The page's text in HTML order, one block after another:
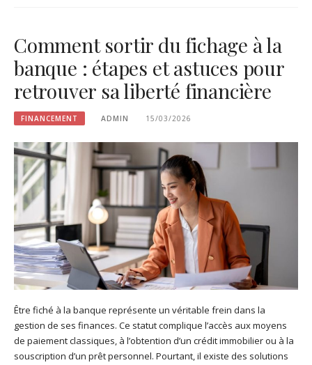
Comment sortir du fichage à la
banque : étapes et astuces pour
retrouver sa liberté financière
FINANCEMENT ADMIN 15/03/2026
Être fiché à la banque représente un véritable frein dans la
gestion de ses finances. Ce statut complique l’accès aux moyens
de paiement classiques, à l’obtention d’un crédit immobilier ou à la
souscription d’un prêt personnel. Pourtant, il existe des solutions